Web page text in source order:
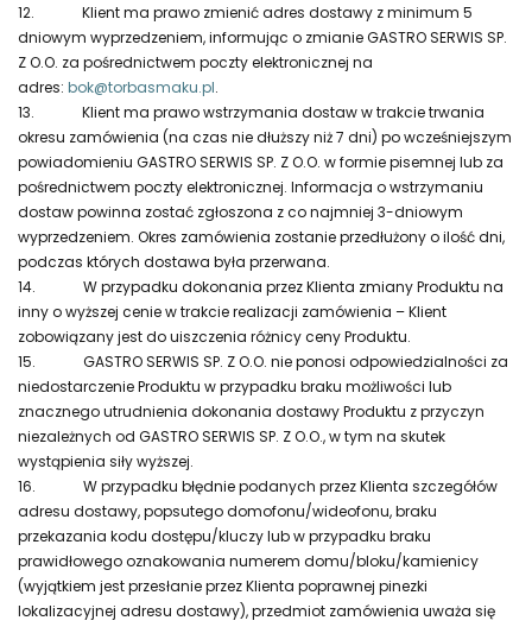
12.
Klient ma prawo zmienić adres dostawy z minimum 5
dniowym wyprzedzeniem, informując o zmianie GASTRO SERWIS SP.
Z O.O. za pośrednictwem poczty elektronicznej na
adres: bok@torbasmaku.pl.
13.
Klient ma prawo wstrzymania dostaw w trakcie trwania
okresu zamówienia (na czas nie dłuższy niż 7 dni) po wcześniejszym
powiadomieniu GASTRO SERWIS SP. Z O.O. w formie pisemnej lub za
pośrednictwem poczty elektronicznej. Informacja o wstrzymaniu
dostaw powinna zostać zgłoszona z co najmniej 3-dniowym
wyprzedzeniem. Okres zamówienia zostanie przedłużony o ilość dni,
podczas których dostawa była przerwana.
14.
W przypadku dokonania przez Klienta zmiany Produktu na
inny o wyższej cenie w trakcie realizacji zamówienia – Klient
zobowiązany jest do uiszczenia różnicy ceny Produktu.
15.
GASTRO SERWIS SP. Z O.O. nie ponosi odpowiedzialności za
niedostarczenie Produktu w przypadku braku możliwości lub
znacznego utrudnienia dokonania dostawy Produktu z przyczyn
niezależnych od GASTRO SERWIS SP. Z O.O., w tym na skutek
wystąpienia siły wyższej.
16.
W przypadku błędnie podanych przez Klienta szczegółów
adresu dostawy, popsutego domofonu/wideofonu, braku
przekazania kodu dostępu/kluczy lub w przypadku braku
prawidłowego oznakowania numerem domu/bloku/kamienicy
(wyjątkiem jest przesłanie przez Klienta poprawnej pinezki
lokalizacyjnej adresu dostawy), przedmiot zamówienia uważa się